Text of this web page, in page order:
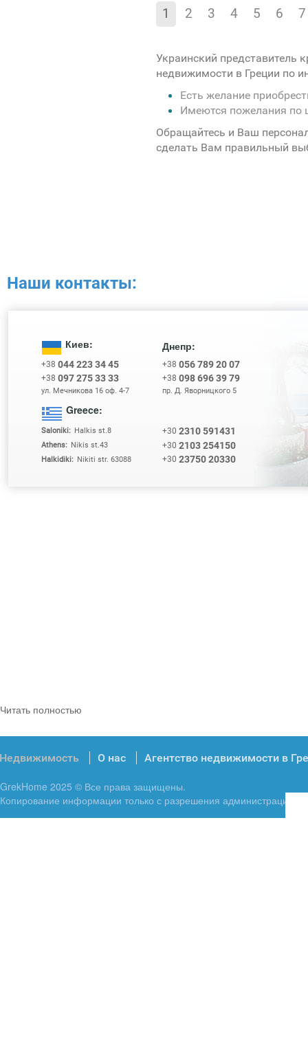
1 2 3 4 5 6 7
Украинский представитель
недвижимости в Греции по
Есть желание
Имеются пожелания по
Обращайтесь и Ваш
сделать Вам правильный
Наши контакты:
Киев: Днепр:
+38 044 223 34 45 +38 056 789 20 07
+38 097 275 33 33 +38 098 696 39 79
ул. Мечникова 16 оф. 4-7 пр. Д. Яворницкого 5
Greece:
Saloniki: Halkis st.8 +30 2310 591431
Athens: Nikis st.43 +30 2103 254150
Halkidiki: Nikiti str. 63088 +30 23750 20330
Читать полностью
Недвижимость О нас Агентство недвижимости в
GrekHome 2025 © Все права защищены.
Копирование информации только с разрешения администрации.